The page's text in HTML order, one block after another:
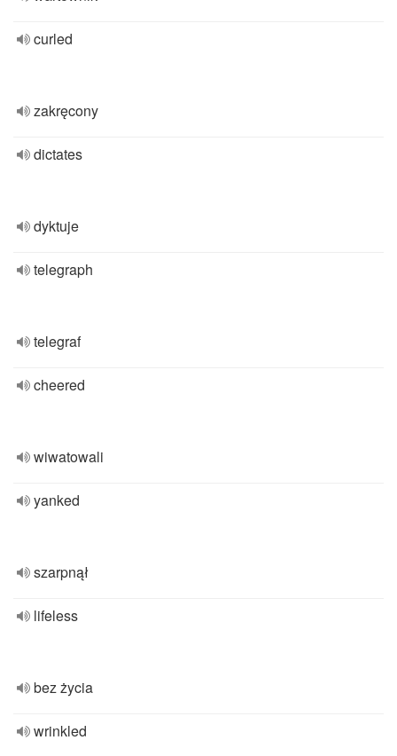
curled
zakręcony
dictates
dyktuje
telegraph
telegraf
cheered
wiwatowali
yanked
szarpnął
lifeless
bez życia
wrinkled